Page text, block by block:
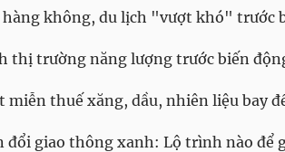
không, du lịch "vượt khó" trước
thị trường năng lượng trước biến
miễn thuế xăng, dầu, nhiên liệu bay
đổi giao thông xanh: Lộ trình nào để